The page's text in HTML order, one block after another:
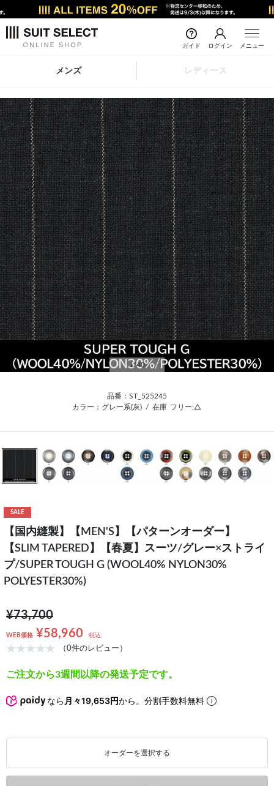
ガイド ログイン メニュー
メンズ レディース
前の画像 次
1/40
品番：ST_525245
カラー：グレー系(灰) / 在庫 フリー:△
SALE
【国内縫製】【MEN'S】【パターンオーダー】
【SLIM TAPERED】【春夏】スーツ/グレー×ストライ
プ/SUPER TOUGH G (WOOL40% NYLON30%
POLYESTER30%)
¥73,700
WEB価格 ¥58,960 税込
（0件のレビュー）
ご注文から3週間以降の発送予定です。
なら 月々19,653円から。分割手数料無料
オーダーを選択する